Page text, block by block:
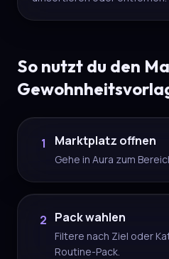
So nutzt du den
1 Marktplatz offnen
Gehe in Aura zum
2 Pack wahlen
Filtere nach Ziel oder
Routine-Pack.